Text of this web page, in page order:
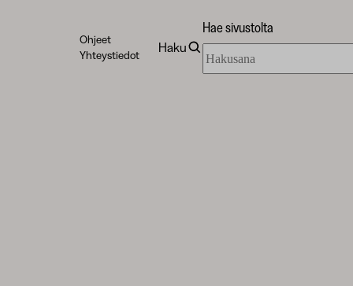
Ohjeet
Yhteystiedot
Haku
Hae sivustolta
sivustolta